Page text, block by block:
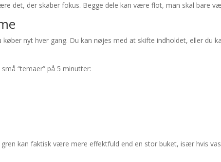
det, der skaber fokus. Begge dele kan være flot, man skal bare
nyt hver gang. Du kan nøjes med at skifte indholdet, eller du
“temaer” på 5 minutter:
kan faktisk være mere effektfuld end en stor buket, især hvis